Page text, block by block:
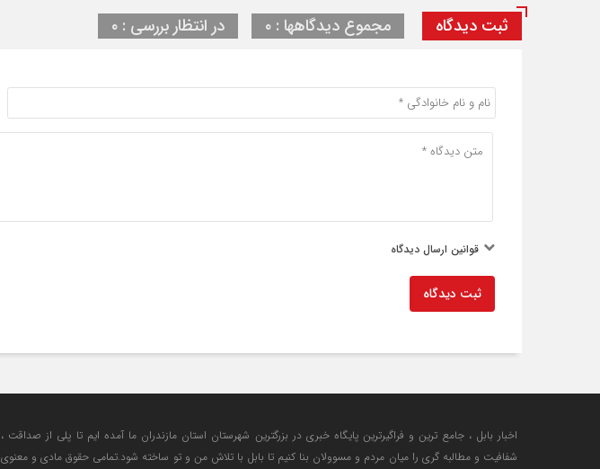
ثبت دیدگاه مجموع دیدگاهها : ۰ در انتظار بررسی : ۰
قوانین ارسال دیدگاه
ثبت دیدگاه
اخبار بابل ، جامع ترین و فراگیرترین پایگاه خبری در بزرگترین شهرستان استان مازندران ما آمده ایم تا پلی از صداقت ،
شفافیت و مطالبه گری را میان مردم و مسوولان بنا کنیم تا بابل با تلاش من و تو ساخته شود.تمامی حقوق مادی و معنوی